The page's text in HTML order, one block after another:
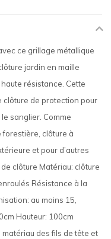
ce grillage métallique
jardin en maille
résistance. Cette
clôture de protection pour
sanglier. Comme
forestière, clôture à
et pour d’autres
clôture Matériau: clôture
Résistance à la
au moins 15,
Hauteur: 100cm
matériau des fils de tête et